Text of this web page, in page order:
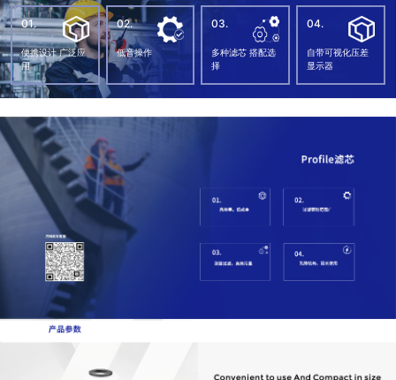
01.
便携设计 广泛应
用
02.
低音操作
03.
多种滤芯 搭配选
择
04.
自带可视化压差
显示器